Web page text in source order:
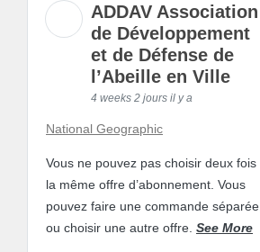
ADDAV Association
de Développement
et de Défense de
l’Abeille en Ville
4 weeks 2 jours il y a
National Geographic
Vous ne pouvez pas choisir deux fois
la même offre d’abonnement. Vous
pouvez faire une commande séparée,
ou choisir une autre offre. See More